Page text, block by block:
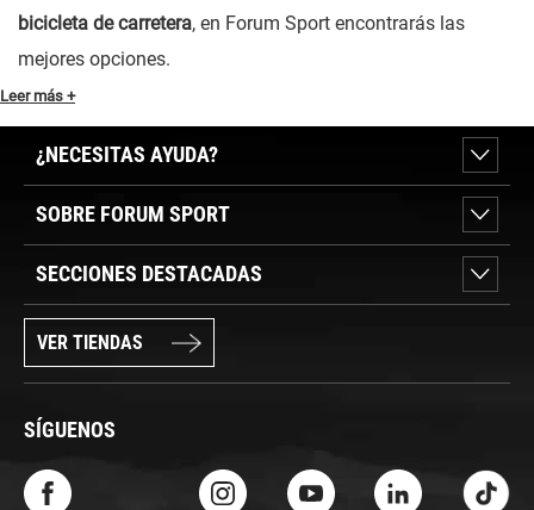
bicicleta de carretera, en Forum Sport encontrarás las
mejores opciones.
Leer más +
¿NECESITAS AYUDA?
SOBRE FORUM SPORT
SECCIONES DESTACADAS
VER TIENDAS
SÍGUENOS